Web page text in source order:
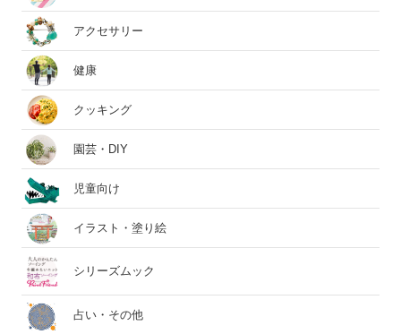
アクセサリー
健康
クッキング
園芸・DIY
児童向け
イラスト・塗り絵
シリーズムック
占い・その他